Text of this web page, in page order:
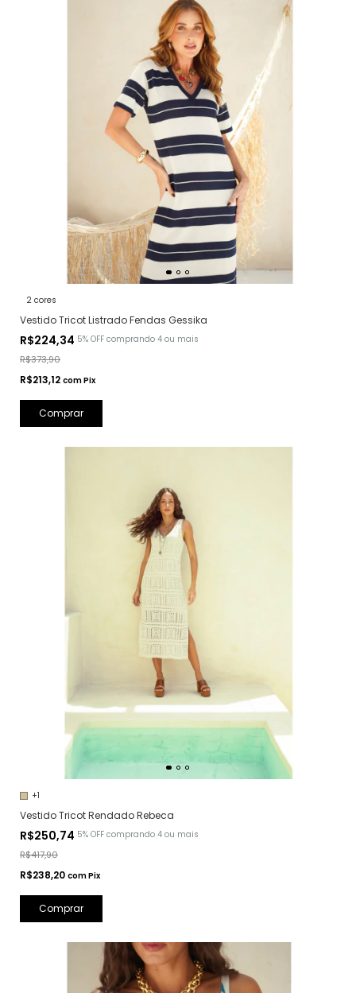
2 cores
Vestido Tricot Listrado Fendas Gessika
R$224,34 5% OFF comprando 4 ou mais
R$373,90
R$213,12 comPix
Comprar
+1
Vestido Tricot Rendado Rebeca
R$250,74 5% OFF comprando 4 ou mais
R$417,90
R$238,20 comPix
Comprar